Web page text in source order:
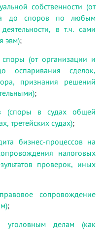
собственности (от
до споров по любым
деятельности, в т.ч. сами
эвм);
(от организации и
оспаривания сделок,
признания решений
;
(споры в судах общей
третейских судах);
бизнес-процессов на
налоговых
проверок, иных
сопровождение
;
уголовным делам (как